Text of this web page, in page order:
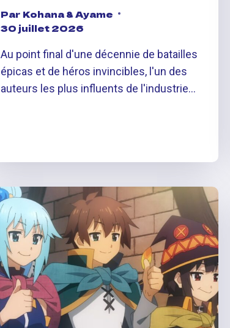
Par Kohana & Ayame
30 juillet 2026
Au point final d'une décennie de batailles
épicas et de héros invincibles, l'un des
auteurs les plus influents de l'industrie…